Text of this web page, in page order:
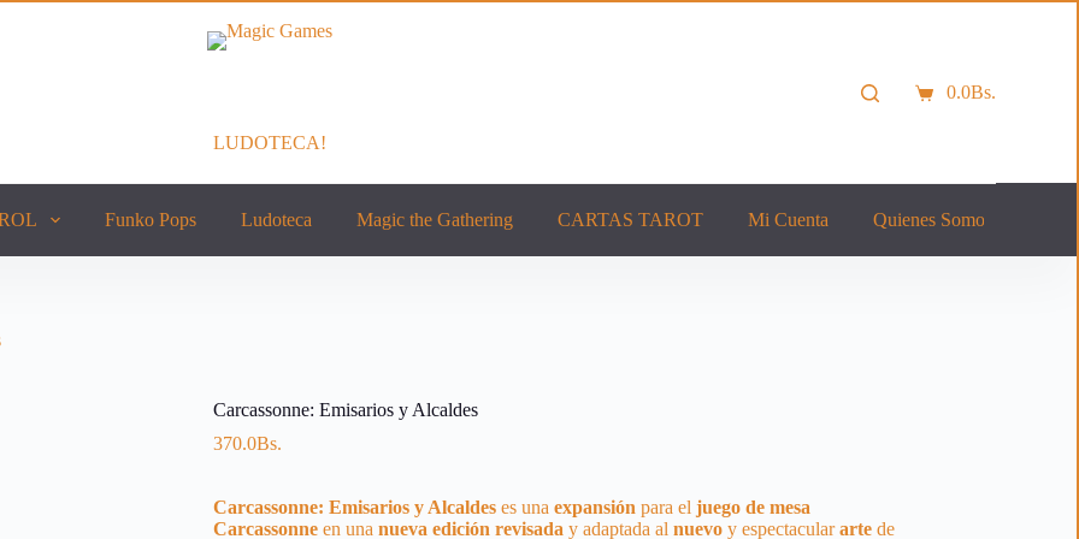
LUDOTECA!
Carro0.0Bs.
Funko Pops Ludoteca Magic the Gathering CARTAS TAROT Mi Cuenta Quienes Somos
Carcassonne: Emisarios y Alcaldes
370.0Bs.
Carcassonne: Emisarios y Alcaldeses una expansión para el juego de mesa
Carcassonneen una nueva edición revisada y adaptada al nuevoy espectacularartede